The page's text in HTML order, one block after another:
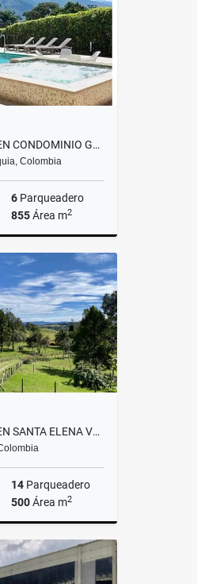
VENTA DE FINCA EN CONDOMINIO GUAYACANES, SAN JERONIMO, ANT. - AMOBLADA
Colombia
6 Parqueadero
855Área m2
Venta
$4.400.000.000
VENTA DE FINCA EN SANTA ELENA VEREDA EL PLAN
14 Parqueadero
500Área m2
Venta
$4.500.000.000